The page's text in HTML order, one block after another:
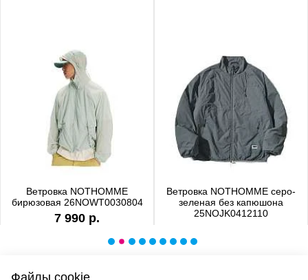
Ветровка NOTHOMME
бирюзовая 26NOWT0030804
7 990 р.
Ветровка NOTHOMME серо-
зеленая без капюшона
25NOJK0412110
Файлы cookie